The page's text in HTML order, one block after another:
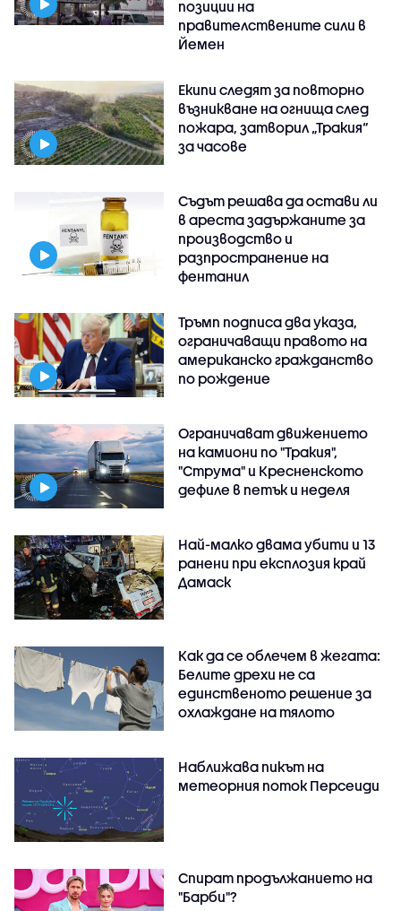
позиции на
правителствените сили в
Йемен
Екипи следят за повторно
възникване на огнища след
пожара, затворил „Тракия“
за часове
Съдът решава да остави ли
в ареста задържаните за
производство и
разпространение на
фентанил
Тръмп подписа два указа,
ограничаващи правото на
американско гражданство
по рождение
Ограничават движението
на камиони по "Тракия",
"Струма" и Кресненското
дефиле в петък и неделя
Най-малко двама убити и 13
ранени при експлозия край
Дамаск
Как да се облечем в жегата:
Белите дрехи не са
единственото решение за
охлаждане на тялото
Наближава пикът на
метеорния поток Персеиди
Спират продължанието на
"Барби"?